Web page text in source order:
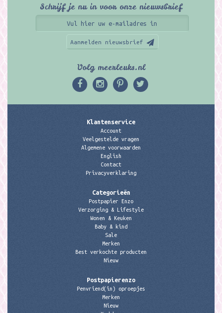
Schrijf je nu in voor onze nieuwsbrief
Aanmelden nieuwsbrief
Volg meerleuks.nl
Klantenservice
Account
Veelgestelde vragen
Algemene voorwaarden
English
Contact
Privacyverklaring
Categorieën
Postpapier Enzo
Verzorging & Lifestyle
Wonen & Keuken
Baby & kind
Sale
Merken
Best verkochte producten
Nieuw
Postpapierenzo
Penvriend(in) oproepjes
Merken
Nieuw